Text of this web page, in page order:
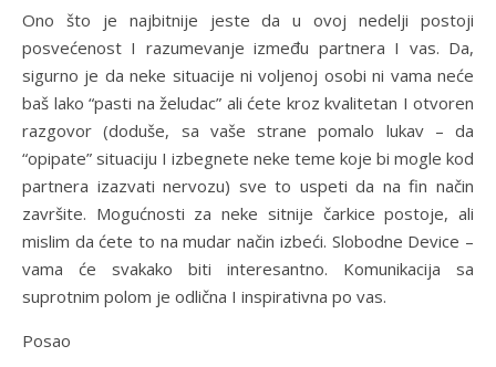
Ono što je najbitnije jeste da u ovoj nedelji postoji
posvećenost I razumevanje između partnera I vas. Da,
sigurno je da neke situacije ni voljenoj osobi ni vama neće
baš lako “pasti na želudac” ali ćete kroz kvalitetan I otvoren
razgovor (doduše, sa vaše strane pomalo lukav – da
“opipate” situaciju I izbegnete neke teme koje bi mogle kod
partnera izazvati nervozu) sve to uspeti da na fin način
završite. Mogućnosti za neke sitnije čarkice postoje, ali
mislim da ćete to na mudar način izbeći. Slobodne Device –
vama će svakako biti interesantno. Komunikacija sa
suprotnim polom je odlična I inspirativna po vas.
Posao